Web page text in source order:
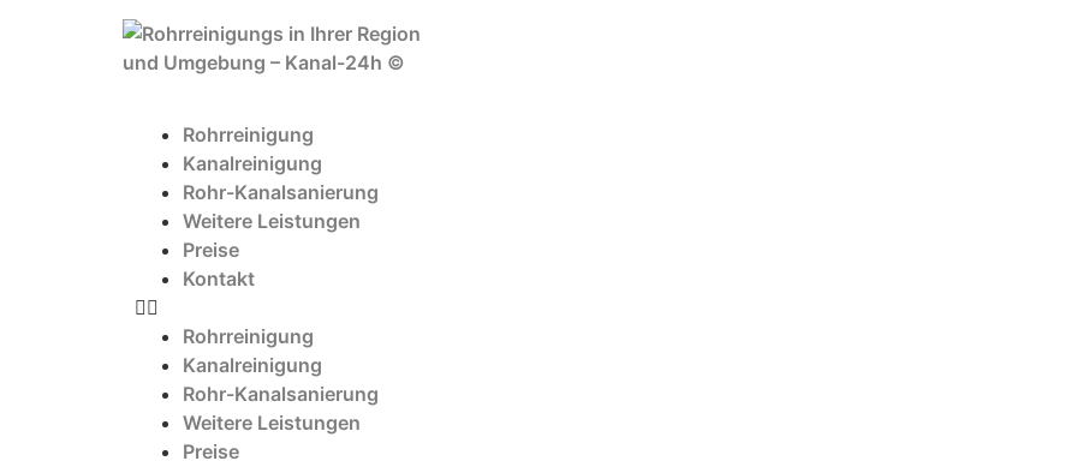
Rohrreinigung
Kanalreinigung
Rohr-Kanalsanierung
Weitere Leistungen
Preise
Kontakt
Rohrreinigung
Kanalreinigung
Rohr-Kanalsanierung
Weitere Leistungen
Preise